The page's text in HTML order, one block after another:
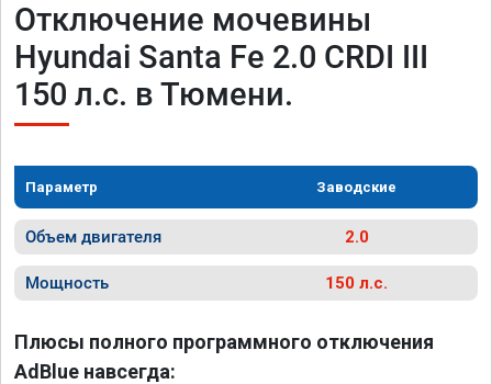
Отключение мочевины
Hyundai Santa Fe 2.0 CRDI III
150 л.с. в Тюмени.
Параметр Заводские
Объем двигателя 2.0
Мощность 150 л.с.
Плюсы полного программного отключения
AdBlue навсегда: